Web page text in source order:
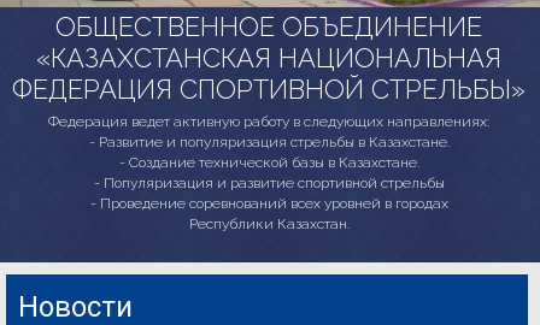
ОБЩЕСТВЕННОЕ ОБЪЕДИНЕНИЕ
«КАЗАХСТАНСКАЯ НАЦИОНАЛЬНАЯ
ФЕДЕРАЦИЯ СПОРТИВНОЙ СТРЕЛЬБЫ»
Федерация ведет активную работу в следующих направлениях:
- Развитие и популяризация стрельбы в Казахстане.
- Создание технической базы в Казахстане.
- Популяризация и развитие спортивной стрельбы
- Проведение соревнований всех уровней в городах
Республики Казахстан.
Новости